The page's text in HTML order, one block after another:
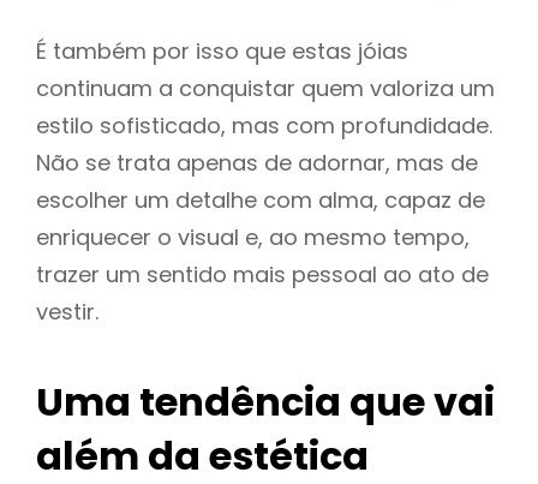
É também por isso que estas jóias
continuam a conquistar quem valoriza um
estilo sofisticado, mas com profundidade.
Não se trata apenas de adornar, mas de
escolher um detalhe com alma, capaz de
enriquecer o visual e, ao mesmo tempo,
trazer um sentido mais pessoal ao ato de
vestir.
Uma tendência que vai
além da estética